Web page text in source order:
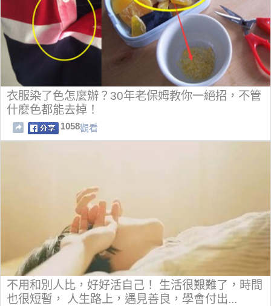
衣服染了色怎麼辦？30年老保姆教你一絕招，不管
什麼色都能去掉！
1058觀看
不用和別人比，好好活自己！ 生活很艱難了，時間
也很短暫， 人生路上，遇見善良，學會付出...